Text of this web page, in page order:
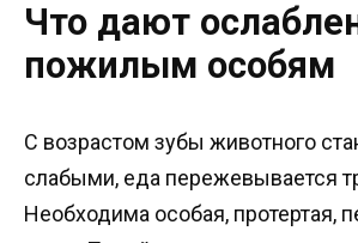
Что дают
пожилым особям
С возрастом зубы животного
слабыми, еда пережевывается
Необходима особая, протертая,